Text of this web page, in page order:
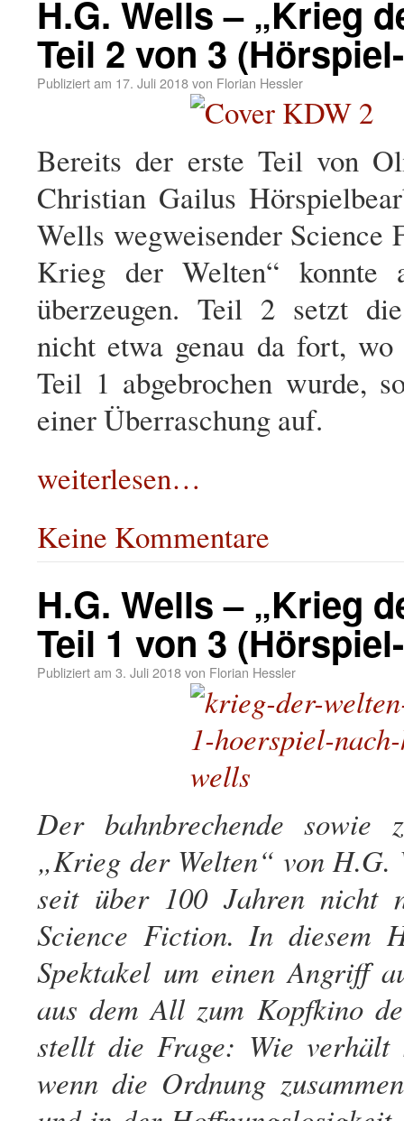
H.G. Wells – „Krieg
Teil 2 von 3
Publiziert am 17. Juli 2018von Florian Hessler
Bereits der erste Teil von
Christian Gailus
Wells wegweisender Science
Krieg der Welten“ konnte
überzeugen. Teil 2 setzt
nicht etwa genau da fort,
Teil 1 abgebrochen wurde,
einer Überraschung auf.
weiterlesen…
Keine Kommentare
H.G. Wells – „Krieg
Teil 1 von 3
Publiziert am 3. Juli 2018von Florian Hessler
Der bahnbrechende sowie
„Krieg der Welten“ von H.G.
seit über 100 Jahren nicht
Science Fiction. In diesem
Spektakel um einen Angriff
aus dem All zum Kopfkino
stellt die Frage: Wie verhält
wenn die Ordnung